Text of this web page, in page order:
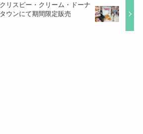
リスピー・クリーム・ドーナ
ウンにて期間限定販売